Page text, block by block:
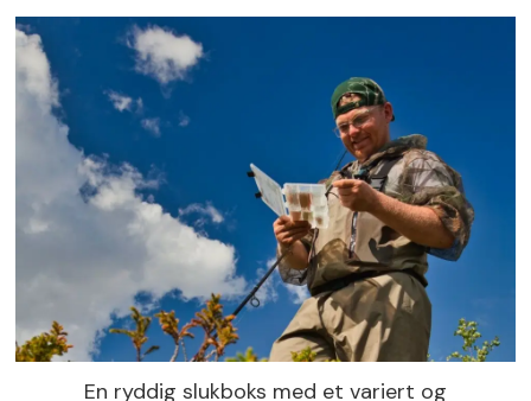
En ryddig slukboks med et variert og